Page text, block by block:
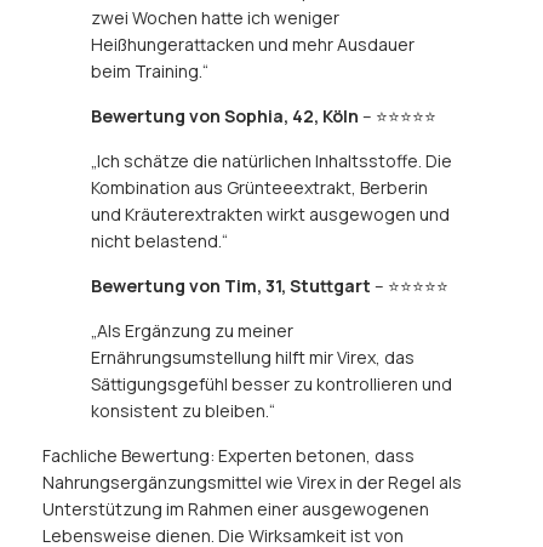
zwei Wochen hatte ich weniger
Heißhungerattacken und mehr Ausdauer
beim Training.“
Bewertung von Sophia, 42, Köln – ⭐⭐⭐⭐⭐
„Ich schätze die natürlichen Inhaltsstoffe. Die
Kombination aus Grünteeextrakt, Berberin
und Kräuterextrakten wirkt ausgewogen und
nicht belastend.“
Bewertung von Tim, 31, Stuttgart – ⭐⭐⭐⭐⭐
„Als Ergänzung zu meiner
Ernährungsumstellung hilft mir Virex, das
Sättigungsgefühl besser zu kontrollieren und
konsistent zu bleiben.“
Fachliche Bewertung: Experten betonen, dass
Nahrungsergänzungsmittel wie Virex in der Regel als
Unterstützung im Rahmen einer ausgewogenen
Lebensweise dienen. Die Wirksamkeit ist von